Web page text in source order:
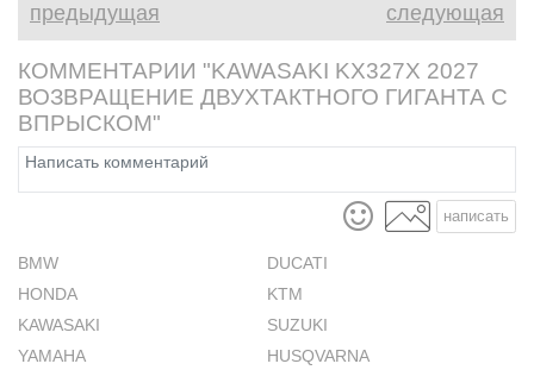
предыдущая следующая
КОММЕНТАРИИ "KAWASAKI KX327X 2027
ВОЗВРАЩЕНИЕ ДВУХТАКТНОГО ГИГАНТА С
ВПРЫСКОМ"
написать
BMW
DUCATI
HONDA
KTM
KAWASAKI
SUZUKI
YAMAHA
HUSQVARNA